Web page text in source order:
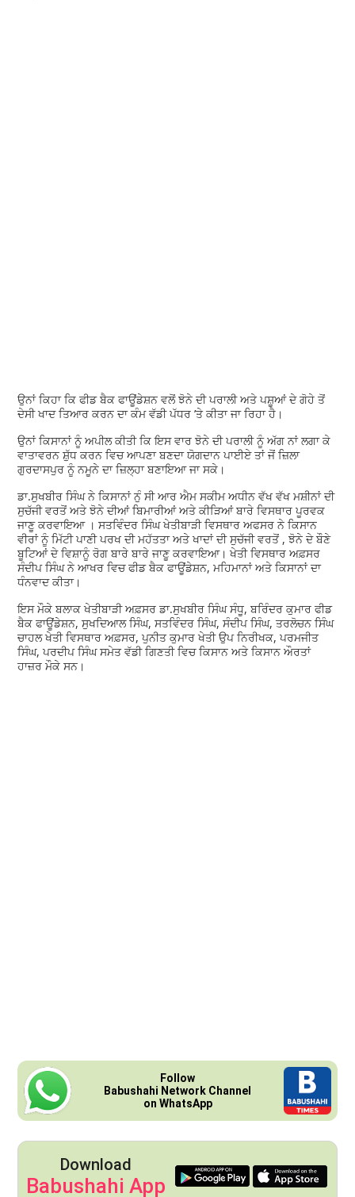
ਉਨਾਂ ਕਿਹਾ ਕਿ ਫੀਡ ਬੈਕ ਫਾਊਂਡੇਸ਼ਨ ਵਲੋਂ ਝੋਨੇ ਦੀ ਪਰਾਲੀ ਅਤੇ ਪਸ਼ੂਆਂ ਦੇ ਗੋਹੇ ਤੋਂ
ਦੇਸੀ ਖਾਦ ਤਿਆਰ ਕਰਨ ਦਾ ਕੰਮ ਵੱਡੀ ਪੱਧਰ ’ਤੇ ਕੀਤਾ ਜਾ ਰਿਹਾ ਹੈ।
ਉਨਾਂ ਕਿਸਾਨਾਂ ਨੂੰ ਅਪੀਲ ਕੀਤੀ ਕਿ ਇਸ ਵਾਰ ਝੋਨੇ ਦੀ ਪਰਾਲੀ ਨੂੰ ਅੱਗ ਨਾਂ ਲਗਾ ਕੇ
ਵਾਤਾਵਰਨ ਸ਼ੁੱਧ ਕਰਨ ਵਿਚ ਆਪਣਾ ਬਣਦਾ ਯੋਗਦਾਨ ਪਾਈਏ ਤਾਂ ਜੋਂ ਜ਼ਿਲਾ
ਗੁਰਦਾਸਪੁਰ ਨੂੰ ਨਮੂਨੇ ਦਾ ਜ਼ਿਲ੍ਹਾ ਬਣਾਇਆ ਜਾ ਸਕੇ।
ਡਾ.ਸੁਖਬੀਰ ਸਿੰਘ ਨੇ ਕਿਸਾਨਾਂ ਨੁੰ ਸੀ ਆਰ ਐਮ ਸਕੀਮ ਅਧੀਨ ਵੱਖ ਵੱਖ ਮਸ਼ੀਨਾਂ ਦੀ
ਸੁਚੱਜੀ ਵਰਤੋਂ ਅਤੇ ਝੋਨੇ ਦੀਆਂ ਬਿਮਾਰੀਆਂ ਅਤੇ ਕੀੜਿਆਂ ਬਾਰੇ ਵਿਸਥਾਰ ਪੂਰਵਕ
ਜਾਣੂ ਕਰਵਾਇਆ । ਸਤਵਿੰਦਰ ਸਿੰਘ ਖੇਤੀਬਾੜੀ ਵਿਸਥਾਰ ਅਫਸਰ ਨੇ ਕਿਸਾਨ
ਵੀਰਾਂ ਨੂੰ ਮਿੱਟੀ ਪਾਣੀ ਪਰਖ ਦੀ ਮਹੱਤਤਾ ਅਤੇ ਖਾਦਾਂ ਦੀ ਸੁਚੱਜੀ ਵਰਤੋਂ , ਝੋਨੇ ਦੇ ਬੌਣੇ
ਬੂਟਿਆਂ ਦੇ ਵਿਸ਼ਾਨੂੰ ਰੋਗ ਬਾਰੇ ਬਾਰੇ ਜਾਣੂ ਕਰਵਾਇਆ। ਖੇਤੀ ਵਿਸਥਾਰ ਅਫ਼ਸਰ
ਸੰਦੀਪ ਸਿੰਘ ਨੇ ਆਖਰ ਵਿਚ ਫੀਡ ਬੈਕ ਫਾਊਂਡੇਸ਼ਨ, ਮਹਿਮਾਨਾਂ ਅਤੇ ਕਿਸਾਨਾਂ ਦਾ
ਧੰਨਵਾਦ ਕੀਤਾ।
ਇਸ ਮੌਕੇ ਬਲਾਕ ਖੇਤੀਬਾੜੀ ਅਫ਼ਸਰ ਡਾ.ਸੁਖਬੀਰ ਸਿੰਘ ਸੰਧੂ, ਬਰਿੰਦਰ ਕੁਮਾਰ ਫੀਡ
ਬੈਕ ਫਾਊਂਡੇਸ਼ਨ, ਸੁਖਦਿਆਲ ਸਿੰਘ, ਸਤਵਿੰਦਰ ਸਿੰਘ, ਸੰਦੀਪ ਸਿੰਘ, ਤਰਲੋਚਨ ਸਿੰਘ
ਚਾਹਲ ਖੇਤੀ ਵਿਸਥਾਰ ਅਫ਼ਸਰ, ਪੁਨੀਤ ਕੁਮਾਰ ਖੇਤੀ ਉਪ ਨਿਰੀਖਕ, ਪਰਮਜੀਤ
ਸਿੰਘ, ਪਰਦੀਪ ਸਿੰਘ ਸਮੇਤ ਵੱਡੀ ਗਿਣਤੀ ਵਿਚ ਕਿਸਾਨ ਅਤੇ ਕਿਸਾਨ ਔਰਤਾਂ
ਹਾਜ਼ਰ ਮੌਕੇ ਸਨ।
Follow
Babushahi Network Channel
on WhatsApp
Download
Babushahi App